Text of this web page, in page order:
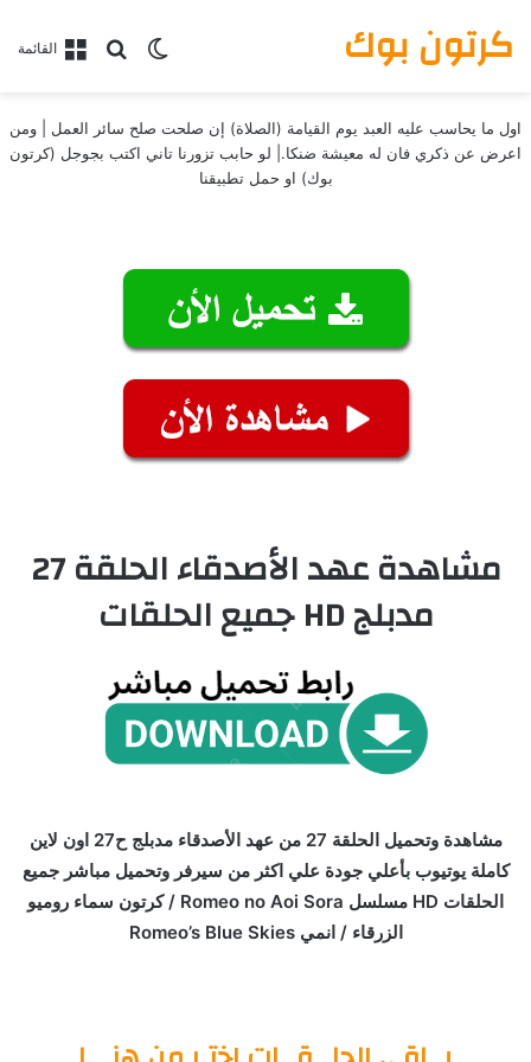
القائمةبحث عن
الوضع المظلم كرتون بوك
اول ما يحاسب عليه العبد يوم القيامة (الصلاة) إن صلحت صلح سائر العمل | ومن
اعرض عن ذكري فان له معيشة ضنكا.| لو حابب تزورنا تاني اكتب بجوجل (كرتون
بوك) او حمل تطبيقنا
مشاهدة عهد الأصدقاء الحلقة 27
مدبلج HD جميع الحلقات
مشاهدة وتحميل الحلقة 27 من عهد الأصدقاء مدبلج ح27 اون لاين
كاملة يوتيوب بأعلي جودة علي اكثر من سيرفر وتحميل مباشر جميع
الحلقات HD مسلسل Romeo no Aoi Sora / كرتون سماء روميو
الزرقاء / انمي Romeo’s Blue Skies